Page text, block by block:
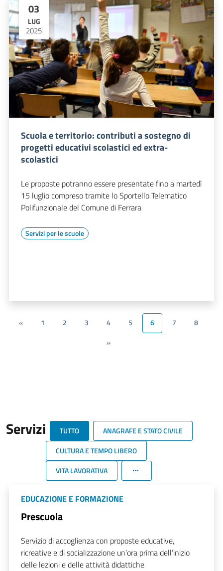
03
LUG
2025
Scuola e territorio: contributi a sostegno di
progetti educativi scolastici ed extra-
scolastici
Le proposte potranno essere presentate fino a martedì
15 luglio compreso tramite lo Sportello Telematico
Polifunzionale del Comune di Ferrara
Servizi per le scuole
« 1 2 3 4 5 6 7
8
»
Servizi TUTTO
ANAGRAFE E STATO CIVILE
CULTURA E TEMPO LIBERO
VITA LAVORATIVA
EDUCAZIONE E FORMAZIONE
Prescuola
Servizio di accoglienza con proposte educative,
ricreative e di socializzazione un’ora prima dell’inizio
delle lezioni e delle attività didattiche